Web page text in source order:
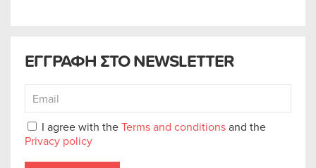
ΕΓΓΡΑΦΗ ΣΤΟ NEWSLETTER
I agree with theTerms and conditionsand the
Privacy policy